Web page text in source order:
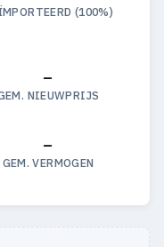
(100%)
—
NIEUWPRIJS
—
GEM. VERMOGEN